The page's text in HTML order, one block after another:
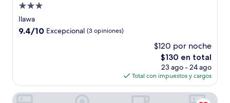
Propiedad
de
3.0
Ilawa
9.4
9.4/10 Excepcional (3 opiniones)
$120 por noche
El
precio
actual
es
de
$130 en total
23 ago - 24 ago
Total con impuestos y cargos
Vertigo Narie